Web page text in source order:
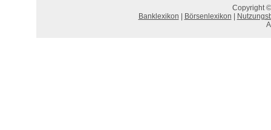
Copyright
Banklexikon
Börsenlexikon